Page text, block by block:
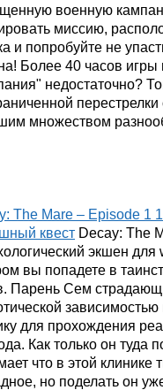
военную
миссию,
и попробуйте не
Более 40 часов
недостаточно?
множеством
The Mare – Episode 1
квест Decay: The
экшен
вы попадете в
Парень Сем
зависимостью
для прохождения
Как только он туда
что в этой клинике
но поделать он